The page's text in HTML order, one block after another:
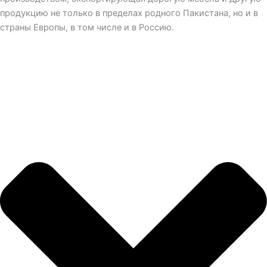
продукцию не только в пределах родного Пакистана, но и в
страны Европы, в том числе и в Россию.